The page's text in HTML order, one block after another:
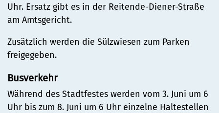
Uhr. Ersatz gibt es in der Reitende-Diener-Straße
am Amtsgericht.
Zusätzlich werden die Sülzwiesen zum Parken
freigegeben.
Busverkehr
Während des Stadtfestes werden vom 3. Juni um 6
Uhr bis zum 8. Juni um 6 Uhr einzelne Haltestellen